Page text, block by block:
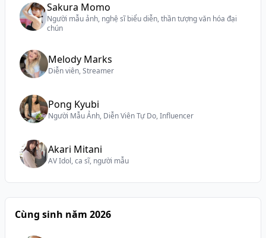
Sakura Momo
Người mẫu ảnh, nghệ sĩ biểu diễn, thần tượng văn hóa đại
chún
Melody Marks
Diễn viên, Streamer
Pong Kyubi
Người Mẫu Ảnh, Diễn Viên Tự Do, Influencer
Akari Mitani
AV Idol, ca sĩ, người mẫu
Cùng sinh năm 2026